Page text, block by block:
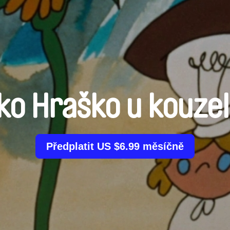
Hraško u
Předplatit US $6.99 měsíčně